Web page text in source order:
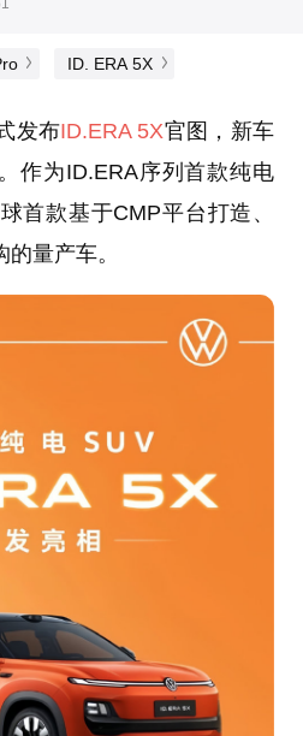
ID. ERA 5X
发布ID.ERA 5X官图，新车
作为ID.ERA序列首款纯电
首款基于CMP平台打造、
量产车。